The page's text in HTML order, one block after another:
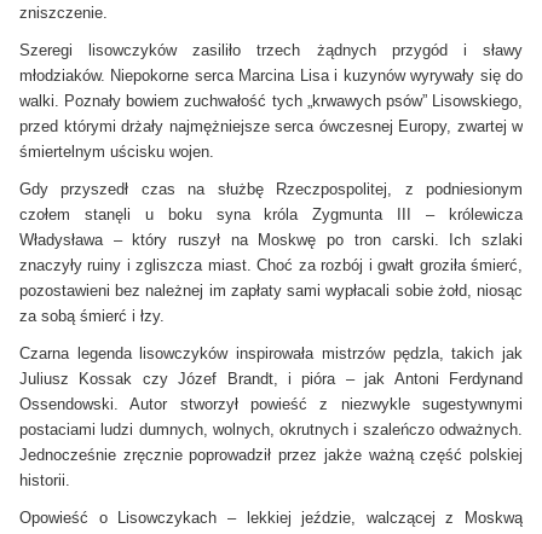
zniszczenie.
Szeregi lisowczyków zasiliło trzech żądnych przygód i sławy
młodziaków. Niepokorne serca Marcina Lisa i kuzynów wyrywały się do
walki. Poznały bowiem zuchwałość tych „krwawych psów” Lisowskiego,
przed którymi drżały najmężniejsze serca ówczesnej Europy, zwartej w
śmiertelnym uścisku wojen.
Gdy przyszedł czas na służbę Rzeczpospolitej, z podniesionym
czołem stanęli u boku syna króla Zygmunta III – królewicza
Władysława – który ruszył na Moskwę po tron carski. Ich szlaki
znaczyły ruiny i zgliszcza miast. Choć za rozbój i gwałt groziła śmierć,
pozostawieni bez należnej im zapłaty sami wypłacali sobie żołd, niosąc
za sobą śmierć i łzy.
Czarna legenda lisowczyków inspirowała mistrzów pędzla, takich jak
Juliusz Kossak czy Józef Brandt, i pióra – jak Antoni Ferdynand
Ossendowski. Autor stworzył powieść z niezwykle sugestywnymi
postaciami ludzi dumnych, wolnych, okrutnych i szaleńczo odważnych.
Jednocześnie zręcznie poprowadził przez jakże ważną część polskiej
historii.
Opowieść o Lisowczykach – lekkiej jeździe, walczącej z Moskwą